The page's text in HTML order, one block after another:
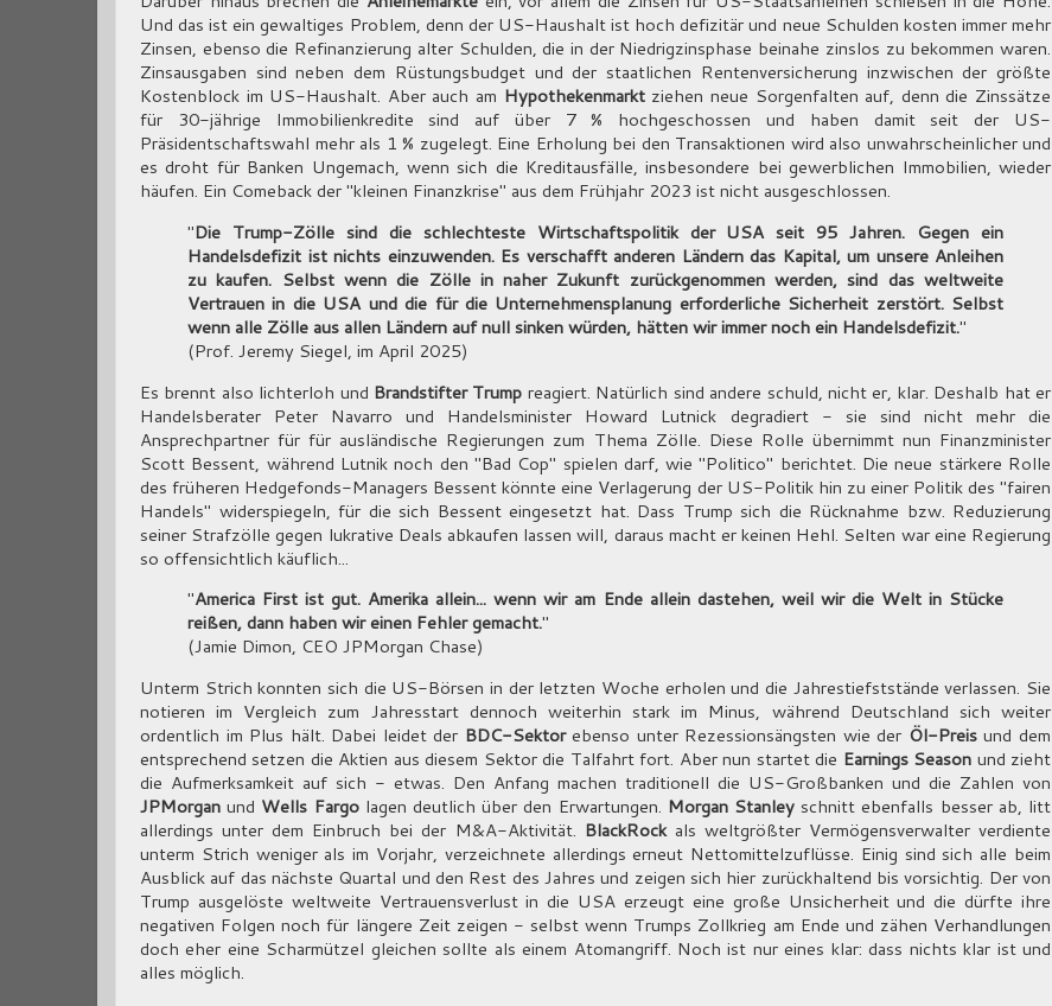
Und das ist ein gewaltiges Problem, denn der US-Haushalt ist hoch defizitär und neue Schulden kosten immer mehr
Zinsen, ebenso die Refinanzierung alter Schulden, die in der Niedrigzinsphase beinahe zinslos zu bekommen waren.
Zinsausgaben sind neben dem Rüstungsbudget und der staatlichen Rentenversicherung inzwischen der größte
Kostenblock im US-Haushalt. Aber auch am Hypothekenmarktziehen neue Sorgenfalten auf, denn die Zinssätze
für 30-jährige Immobilienkredite sind auf über 7 % hochgeschossen und haben damit seit der US-
Präsidentschaftswahl mehr als 1 % zugelegt. Eine Erholung bei den Transaktionen wird also unwahrscheinlicher und
es droht für Banken Ungemach, wenn sich die Kreditausfälle, insbesondere bei gewerblichen Immobilien, wieder
häufen. Ein Comeback der "kleinen Finanzkrise" aus dem Frühjahr 2023 ist nicht ausgeschlossen.
"Die Trump-Zölle sind die schlechteste Wirtschaftspolitik der USA seit 95 Jahren. Gegen ein
Handelsdefizit ist nichts einzuwenden. Es verschafft anderen Ländern das Kapital, um unsere Anleihen
zu kaufen. Selbst wenn die Zölle in naher Zukunft zurückgenommen werden, sind das weltweite
Vertrauen in die USA und die für die Unternehmensplanung erforderliche Sicherheit zerstört. Selbst
wenn alle Zölle aus allen Ländern auf null sinken würden, hätten wir immer noch ein Handelsdefizit."
(Prof. Jeremy Siegel, im April 2025)
Es brennt also lichterloh und Brandstifter Trump reagiert. Natürlich sind andere schuld, nicht er, klar. Deshalb hat er
Handelsberater Peter Navarro und Handelsminister Howard Lutnick degradiert - sie sind nicht mehr die
Ansprechpartner für für ausländische Regierungen zum Thema Zölle. Diese Rolle übernimmt nun Finanzminister
Scott Bessent, während Lutnik noch den "Bad Cop" spielen darf, wie "Politico" berichtet. Die neue stärkere Rolle
des früheren Hedgefonds-Managers Bessent könnte eine Verlagerung der US-Politik hin zu einer Politik des "fairen
Handels" widerspiegeln, für die sich Bessent eingesetzt hat. Dass Trump sich die Rücknahme bzw. Reduzierung
seiner Strafzölle gegen lukrative Deals abkaufen lassen will, daraus macht er keinen Hehl. Selten war eine Regierung
so offensichtlich käuflich...
"America First ist gut. Amerika allein... wenn wir am Ende allein dastehen, weil wir die Welt in Stücke
reißen, dann haben wir einen Fehler gemacht."
(Jamie Dimon, CEO JPMorgan Chase)
Unterm Strich konnten sich die US-Börsen in der letzten Woche erholen und die Jahrestiefststände verlassen. Sie
notieren im Vergleich zum Jahresstart dennoch weiterhin stark im Minus, während Deutschland sich weiter
ordentlich im Plus hält. Dabei leidet der BDC-Sektorebenso unter Rezessionsängsten wie der Öl-Preisund dem
entsprechend setzen die Aktien aus diesem Sektor die Talfahrt fort. Aber nun startet die Earnings Season und zieht
die Aufmerksamkeit auf sich - etwas. Den Anfang machen traditionell die US-Großbanken und die Zahlen von
JPMorgan und Wells Fargolagen deutlich über den Erwartungen. Morgan Stanley schnitt ebenfalls besser ab, litt
allerdings unter dem Einbruch bei der M&A-Aktivität. BlackRockals weltgrößter Vermögensverwalter verdiente
unterm Strich weniger als im Vorjahr, verzeichnete allerdings erneut Nettomittelzuflüsse. Einig sind sich alle beim
Ausblick auf das nächste Quartal und den Rest des Jahres und zeigen sich hier zurückhaltend bis vorsichtig. Der von
Trump ausgelöste weltweite Vertrauensverlust in die USA erzeugt eine große Unsicherheit und die dürfte ihre
negativen Folgen noch für längere Zeit zeigen - selbst wenn Trumps Zollkrieg am Ende und zähen Verhandlungen
doch eher eine Scharmützel gleichen sollte als einem Atomangriff. Noch ist nur eines klar: dass nichts klar ist und
alles möglich.